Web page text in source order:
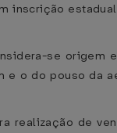
inscrição
se origem
e o do pouso da
realização de